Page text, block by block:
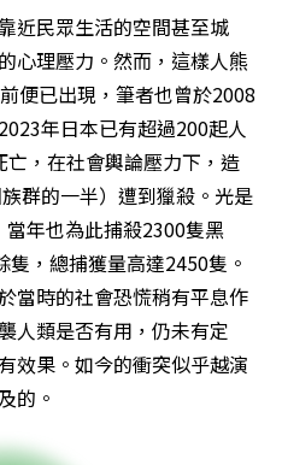
近民眾生活的空間甚至城
心理壓力。然而，這樣人熊
便已出現，筆者也曾於2008
年日本已有超過200起人
，在社會輿論壓力下，造
群的一半）遭到獵殺。光是
年也為此捕殺2300隻黑
，總捕獲量高達2450隻。
當時的社會恐慌稍有平息作
人類是否有用，仍未有定
效果。如今的衝突似乎越演
的。